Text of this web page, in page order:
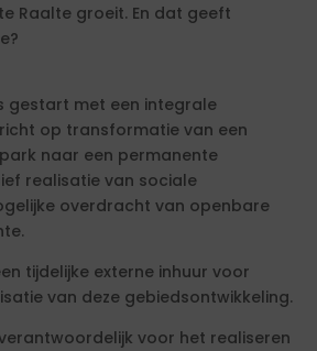
Raalte groeit. En dat geeft
gestart met een integrale
op transformatie van een
naar een permanente
realisatie van sociale
overdracht van openbare
tijdelijke externe inhuur voor
van deze gebiedsontwikkeling.
voor het realiseren